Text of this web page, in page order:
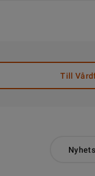
Till